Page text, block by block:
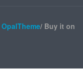
OpalTheme/ Buy it on